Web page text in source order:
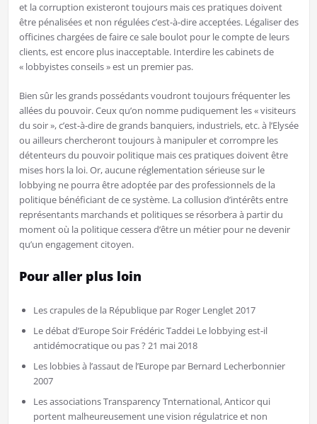
et la corruption existeront toujours mais ces pratiques doivent
être pénalisées et non régulées c’est-à-dire acceptées. Légaliser des
officines chargées de faire ce sale boulot pour le compte de leurs
clients, est encore plus inacceptable. Interdire les cabinets de
« lobbyistes conseils » est un premier pas.
Bien sûr les grands possédants voudront toujours fréquenter les
allées du pouvoir. Ceux qu’on nomme pudiquement les « visiteurs
du soir », c’est-à-dire de grands banquiers, industriels, etc. à l’Elysée
ou ailleurs chercheront toujours à manipuler et corrompre les
détenteurs du pouvoir politique mais ces pratiques doivent être
mises hors la loi. Or, aucune réglementation sérieuse sur le
lobbying ne pourra être adoptée par des professionnels de la
politique bénéficiant de ce système. La collusion d’intérêts entre
représentants marchands et politiques se résorbera à partir du
moment où la politique cessera d’être un métier pour ne devenir
qu’un engagement citoyen.
Pour aller plus loin
Les crapules de la République par Roger Lenglet 2017
Le débat d’Europe Soir Frédéric Taddei Le lobbying est-il
antidémocratique ou pas ? 21 mai 2018
Les lobbies à l’assaut de l’Europe par Bernard Lecherbonnier
2007
Les associations Transparency Tnternational, Anticor qui
portent malheureusement une vision régulatrice et non